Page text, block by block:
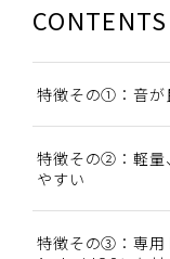
CONTENTS
特徴その①：音が
特徴その②：軽量
やすい
特徴その③：専用